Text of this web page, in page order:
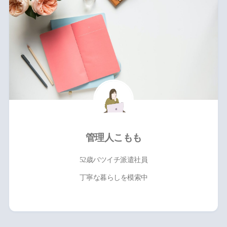
管理人こもも
52歳バツイチ派遣社員
丁寧な暮らしを模索中